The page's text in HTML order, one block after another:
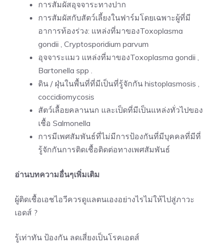
การสัมผัสอุจจาระทางปาก
การสัมผัสกับสัตว์เลี้ยงในฟาร์มโดยเฉพาะผู้ที่มี
อาการท้องร่วง: แหล่งที่มาของToxoplasma
gondii , Cryptosporidium parvum
อุจจาระแมว แหล่งที่มาของToxoplasma gondii ,
Bartonella spp .
ดิน / ฝุ่นในพื้นที่ที่มีเป็นที่รู้จักกัน histoplasmosis ,
coccidiomycosis
สัตว์เลื้อยคลานนก และเป็ดที่มีเป็นแหล่งทั่วไปของ
เชื้อ Salmonella
การมีเพศสัมพันธ์ที่ไม่มีการป้องกันที่มีบุคคลที่มีที่
รู้จักกันการติดเชื้อติดต่อทางเพศสัมพันธ์
อ่านบทความอื่นๆเพิ่มเติม
ผู้ติดเชื้อเอชไอวีควรดูแลตนเองอย่างไรไม่ให้ไปสู่ภาวะ
เอดส์ ?
รู้เท่าทัน ป้องกัน ลดเสี่ยงเป็นโรคเอดส์